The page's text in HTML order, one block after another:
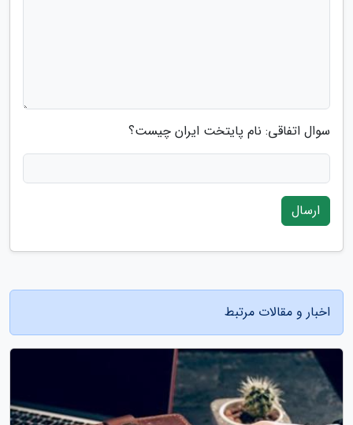
سوال اتفاقی: نام پایتخت ایران چیست؟
ارسال
اخبار و مقالات مرتبط